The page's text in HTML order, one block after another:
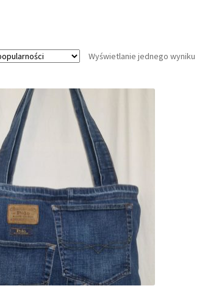
Wyświetlanie jednego wyniku